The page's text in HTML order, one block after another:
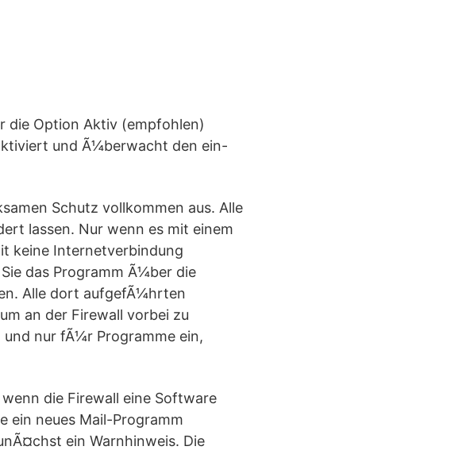
die Option Aktiv (empfohlen)
und Ã¼berwacht den ein-
Schutz vollkommen aus. Alle
lassen. Nur wenn es mit einem
keine Internetverbindung
das Programm Ã¼ber die
Alle dort aufgefÃ¼hrten
an der Firewall vorbei zu
und nur fÃ¼r Programme ein,
die Firewall eine Software
ein neues Mail-Programm
ein Warnhinweis. Die